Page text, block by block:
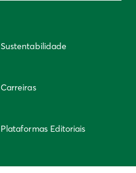
Sustentabilidade
Carreiras
Plataformas Editoriais
Integridade